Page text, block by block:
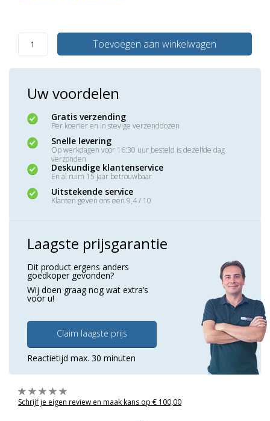
Toevoegen aan winkelwagen
Uw voordelen
Gratis verzending
Per koerier en in stevige verzenddozen
Snelle levering
Op werkdagen voor 16:30 uur besteld is dezelfde dag
verzonden
Deskundige klantenservice
En al ruim 15 jaar betrouwbaar
Uitstekende service
Klanten geven ons een 9,4 / 10
Laagste prijsgarantie
Dit product ergens anders
goedkoper gevonden?
Wij doen graag nog wat extra’s
voor u!
Claim laagste prijs
Reactietijd max. 30 minuten
Schrijf je eigen review en maak kans op € 100,00